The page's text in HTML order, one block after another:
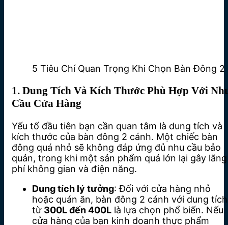
5 Tiêu Chí Quan Trọng Khi Chọn Bàn Đông 2
1. Dung Tích Và Kích Thước Phù Hợp Với
Cầu Cửa Hàng
Yếu tố đầu tiên bạn cần quan tâm là dung tích và
kích thước của bàn đông 2 cánh. Một chiếc bàn
đông quá nhỏ sẽ không đáp ứng đủ nhu cầu bảo
quản, trong khi một sản phẩm quá lớn lại gây lãng
phí không gian và điện năng.
Dung tích lý tưởng: Đối với cửa hàng nhỏ
hoặc quán ăn, bàn đông 2 cánh với dung tích
từ 300L đến 400L là lựa chọn phổ biến. Nếu
cửa hàng của bạn kinh doanh thực phẩm